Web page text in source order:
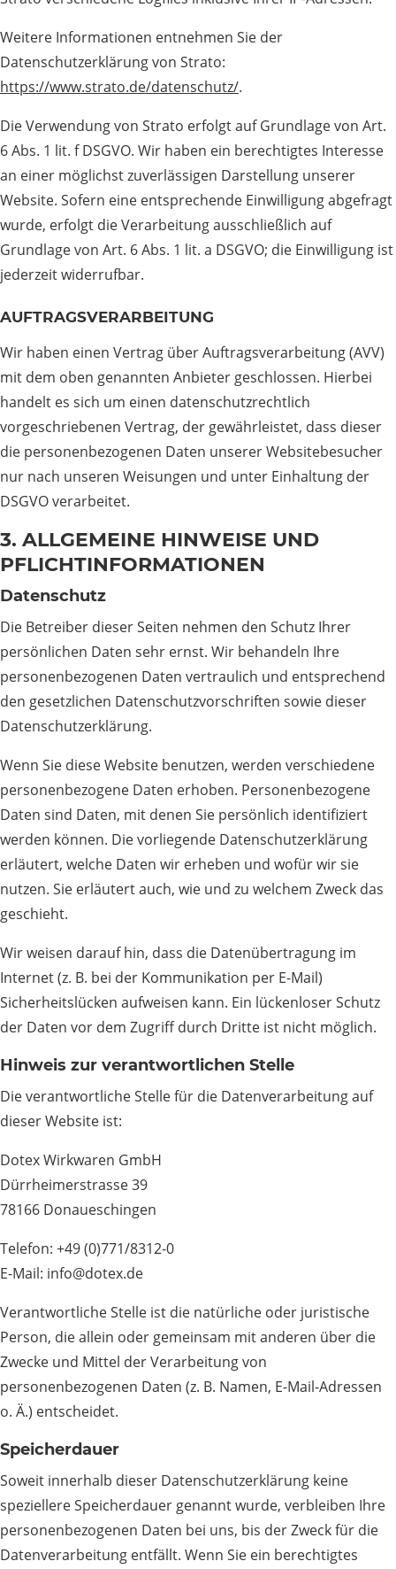
Weitere Informationen entnehmen Sie der
Datenschutzerklärung von Strato:
https://www.strato.de/datenschutz/.
Die Verwendung von Strato erfolgt auf Grundlage von Art.
6 Abs. 1 lit. f DSGVO. Wir haben ein berechtigtes Interesse
an einer möglichst zuverlässigen Darstellung unserer
Website. Sofern eine entsprechende Einwilligung abgefragt
wurde, erfolgt die Verarbeitung ausschließlich auf
Grundlage von Art. 6 Abs. 1 lit. a DSGVO; die Einwilligung ist
jederzeit widerrufbar.
AUFTRAGSVERARBEITUNG
Wir haben einen Vertrag über Auftragsverarbeitung (AVV)
mit dem oben genannten Anbieter geschlossen. Hierbei
handelt es sich um einen datenschutzrechtlich
vorgeschriebenen Vertrag, der gewährleistet, dass dieser
die personenbezogenen Daten unserer Websitebesucher
nur nach unseren Weisungen und unter Einhaltung der
DSGVO verarbeitet.
3. ALLGEMEINE HINWEISE UND
PFLICHT­INFORMATIONEN
Datenschutz
Die Betreiber dieser Seiten nehmen den Schutz Ihrer
persönlichen Daten sehr ernst. Wir behandeln Ihre
personenbezogenen Daten vertraulich und entsprechend
den gesetzlichen Datenschutzvorschriften sowie dieser
Datenschutzerklärung.
Wenn Sie diese Website benutzen, werden verschiedene
personenbezogene Daten erhoben. Personenbezogene
Daten sind Daten, mit denen Sie persönlich identifiziert
werden können. Die vorliegende Datenschutzerklärung
erläutert, welche Daten wir erheben und wofür wir sie
nutzen. Sie erläutert auch, wie und zu welchem Zweck das
geschieht.
Wir weisen darauf hin, dass die Datenübertragung im
Internet (z. B. bei der Kommunikation per E-Mail)
Sicherheitslücken aufweisen kann. Ein lückenloser Schutz
der Daten vor dem Zugriff durch Dritte ist nicht möglich.
Hinweis zur verantwortlichen Stelle
Die verantwortliche Stelle für die Datenverarbeitung auf
dieser Website ist:
Dotex Wirkwaren GmbH
Dürrheimerstrasse 39
78166 Donaueschingen
Telefon: +49 (0)771/8312-0
E-Mail: info@dotex.de
Verantwortliche Stelle ist die natürliche oder juristische
Person, die allein oder gemeinsam mit anderen über die
Zwecke und Mittel der Verarbeitung von
personenbezogenen Daten (z. B. Namen, E-Mail-Adressen
o. Ä.) entscheidet.
Speicherdauer
Soweit innerhalb dieser Datenschutzerklärung keine
speziellere Speicherdauer genannt wurde, verbleiben Ihre
personenbezogenen Daten bei uns, bis der Zweck für die
Datenverarbeitung entfällt. Wenn Sie ein berechtigtes